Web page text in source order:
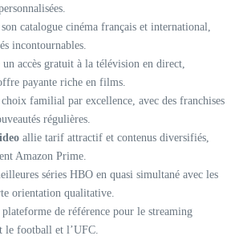
catalogue cinéma français et international,
incontournables.
accès gratuit à la télévision en direct,
payante riche en films.
choix familial par excellence, avec des franchises
régulières.
allie tarif attractif et contenus diversifiés,
Amazon Prime.
séries HBO en quasi simultané avec les
orientation qualitative.
plateforme de référence pour le streaming
le football et l’UFC.